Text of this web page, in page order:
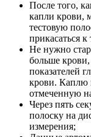
После того,
капли крови,
тестовую
прикасаться к
Не нужно
больше крови,
показателей
крови. Каплю
отмеченную
Через пять
полоску на
измерения;